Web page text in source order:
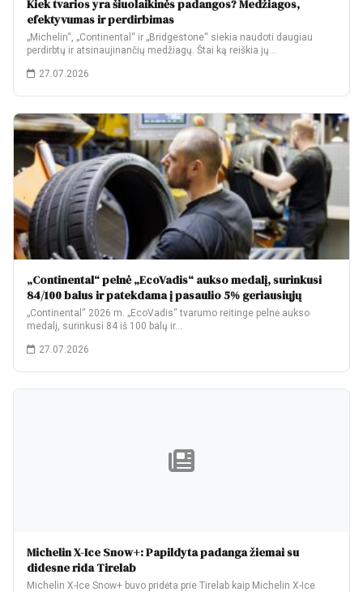
Kiek tvarios yra šiuolaikinės padangos? Medžiagos,
efektyvumas ir perdirbimas
„Michelin“, „Continental“ ir „Bridgestone“ siekia naudoti daugiau
perdirbtų ir atsinaujinančių medžiagų. Štai ką reiškia jų…
27.07.2026
„Continental“ pelnė „EcoVadis“ aukso medalį, surinkusi
84/100 balus ir patekdama į pasaulio 5% geriausiųjų
„Continental“ 2026 m. „EcoVadis“ tvarumo reitinge pelnė aukso
medalį, surinkusi 84 iš 100 balų ir…
27.07.2026
Michelin X-Ice Snow+: Papildyta padanga žiemai su
didesne rida Tirelab
Michelin X-Ice Snow+ buvo pridėta prie Tirelab kaip Michelin X-Ice